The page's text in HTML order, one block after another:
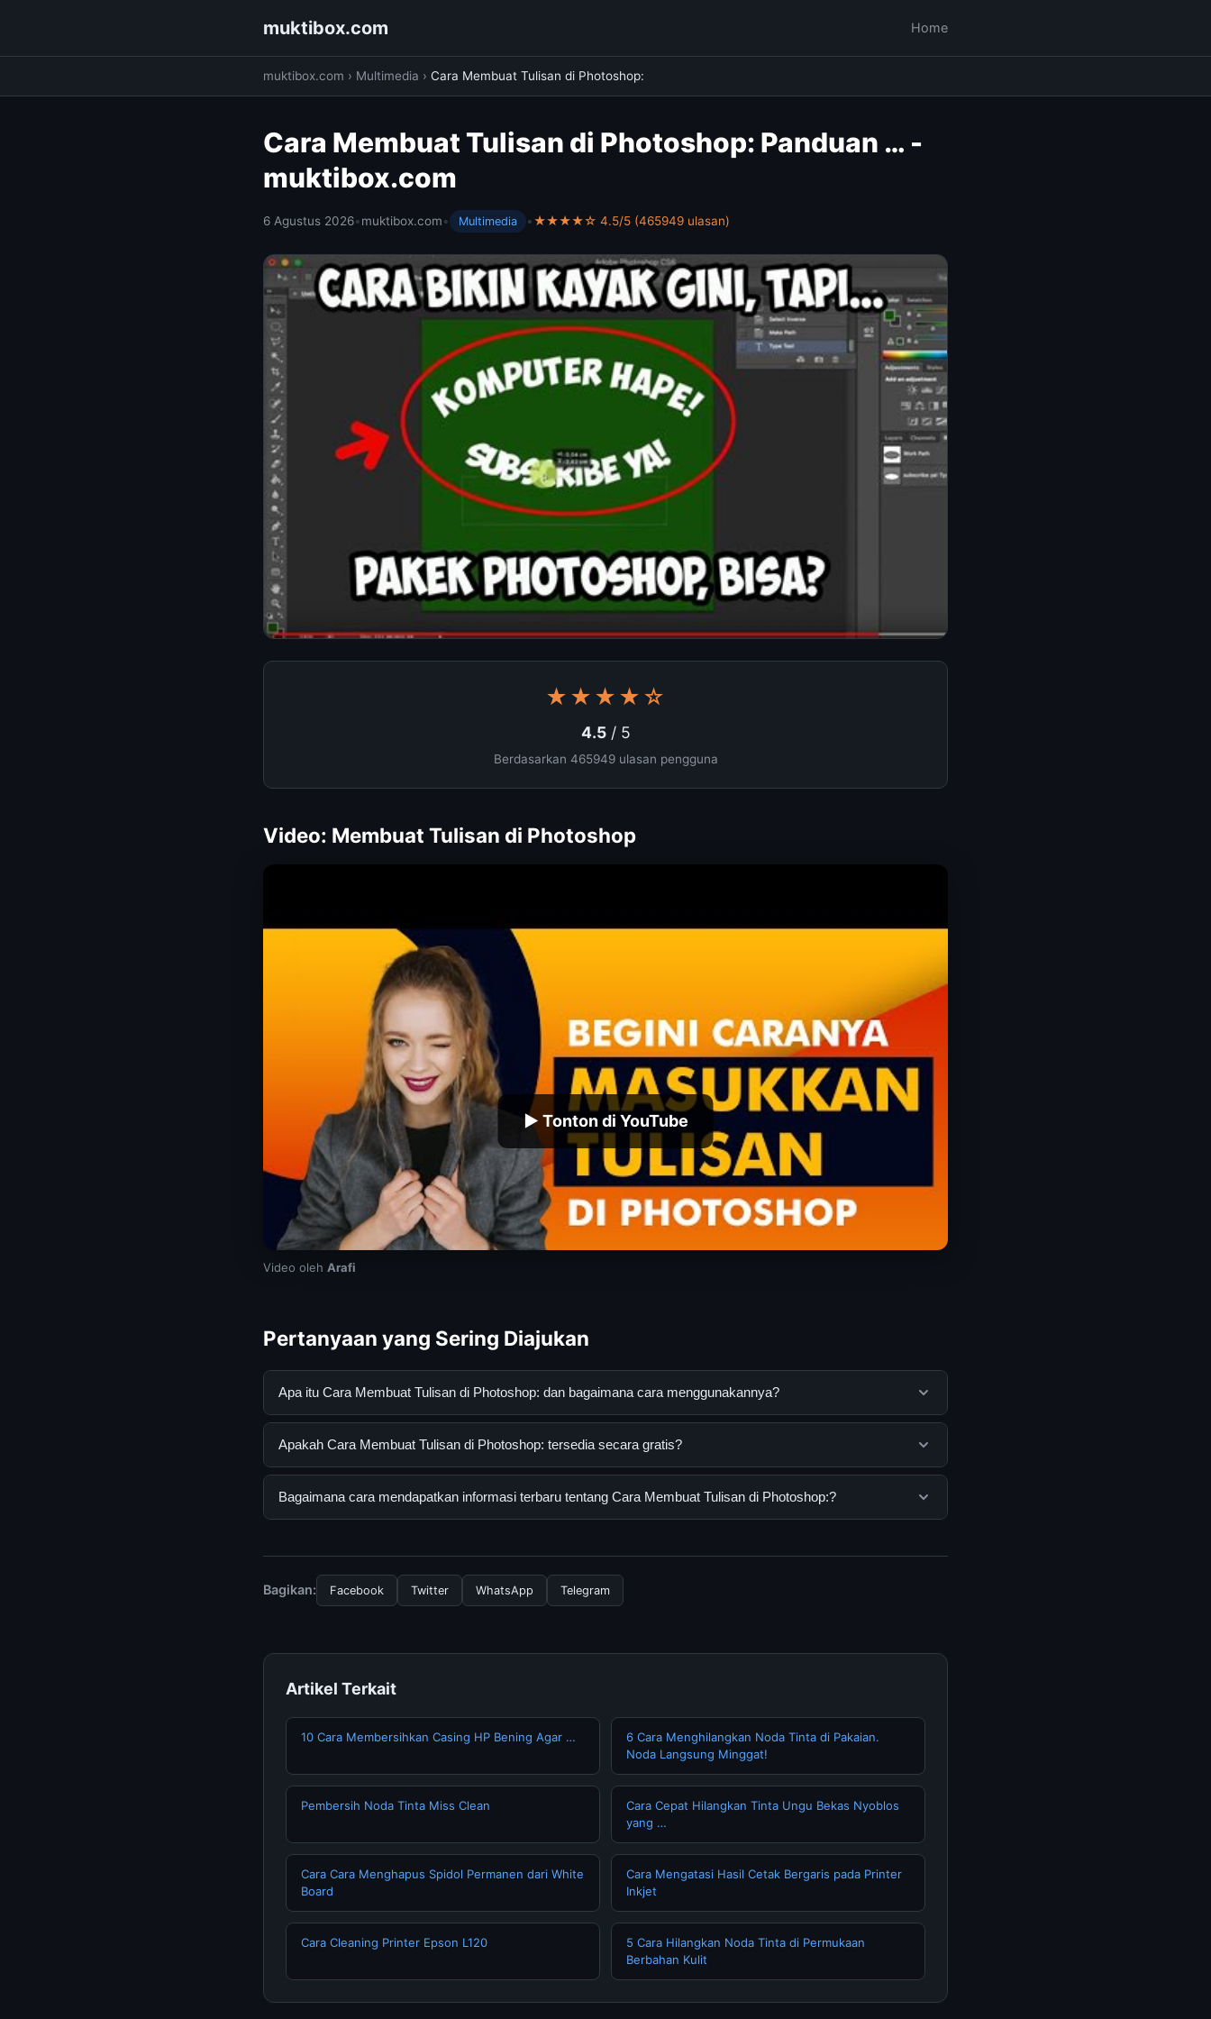
muktibox.com Home
muktibox.com › Multimedia › Cara Membuat Tulisan di Photoshop:
Cara Membuat Tulisan di Photoshop: Panduan … -
muktibox.com
6 Agustus 2026•muktibox.com• Multimedia •★★★★☆ 4.5/5 (465949 ulasan)
★★★★☆
4.5/ 5
Berdasarkan 465949 ulasan pengguna
Video: Membuat Tulisan di Photoshop
▶ Tonton di YouTube
Video oleh Arafi
Pertanyaan yang Sering Diajukan
Apa itu Cara Membuat Tulisan di Photoshop: dan bagaimana cara menggunakannya?
Cara Membuat Tulisan di Photoshop: adalah layanan digital yang dirancang untuk membantu pengguna
resmi dan mengikuti panduan yang tersedia.
Apakah Cara Membuat Tulisan di Photoshop: tersedia secara gratis?
Ya, Cara Membuat Tulisan di Photoshop: dapat diakses secara gratis oleh semua pengguna. Tidak ada
Bagaimana cara mendapatkan informasi terbaru tentang Cara Membuat Tulisan di Photoshop:?
terpercaya.
Bagikan: Facebook Twitter WhatsApp Telegram
Artikel Terkait
10 Cara Membersihkan Casing HP Bening Agar …
6 Cara Menghilangkan Noda Tinta di Pakaian.
Noda Langsung Minggat!
Pembersih Noda Tinta Miss Clean
Cara Cepat Hilangkan Tinta Ungu Bekas Nyoblos
yang …
Cara Cara Menghapus Spidol Permanen dari White
Board
Cara Mengatasi Hasil Cetak Bergaris pada Printer
Inkjet
Cara Cleaning Printer Epson L120
5 Cara Hilangkan Noda Tinta di Permukaan
Berbahan Kulit